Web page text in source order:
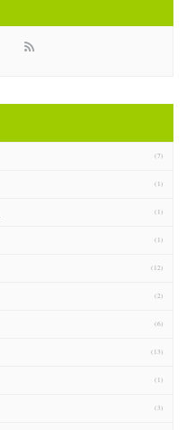
(7)
(1)
(1)
(1)
(12)
(2)
(6)
(13)
(1)
(3)